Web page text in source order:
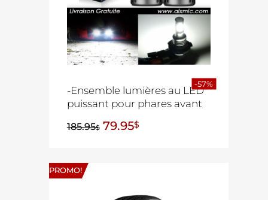
-Ensemble lumières au LED
puissant pour phares avant
185.95$ 79.95$
-57%
PROMO!